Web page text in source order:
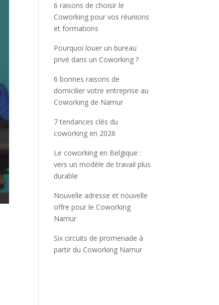
6 raisons de choisir le
Coworking pour vos réunions
et formations
Pourquoi louer un bureau
privé dans un Coworking ?
6 bonnes raisons de
domicilier votre entreprise au
Coworking de Namur
7 tendances clés du
coworking en 2026
Le coworking en Belgique :
vers un modèle de travail plus
durable
Nouvelle adresse et nouvelle
offre pour le Coworking
Namur
Six circuits de promenade à
partir du Coworking Namur